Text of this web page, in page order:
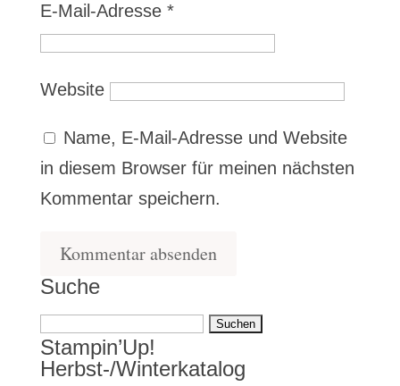
E-Mail-Adresse *
Website
Name, E-Mail-Adresse und Website
in diesem Browser für meinen nächsten
Kommentar speichern.
Suche
Suchen
nach:
Stampin’Up!
Herbst-/Winterkatalog